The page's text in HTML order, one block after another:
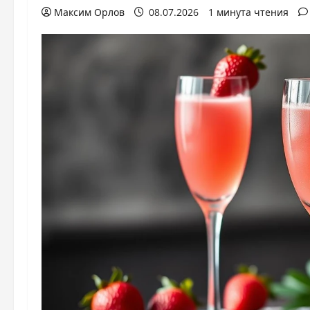
Максим Орлов 08.07.2026 1 минута чтения